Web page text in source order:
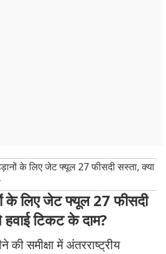
के लिए जेट फ्यूल 27 फीसदी सस्ता, क्या
के लिए जेट फ्यूल 27 फीसदी
टिकट के दाम?
समीक्षा में अंतरराष्ट्रीय